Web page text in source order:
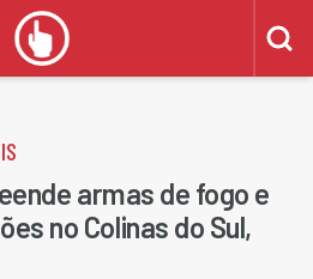
armas de fogo e
no Colinas do Sul,